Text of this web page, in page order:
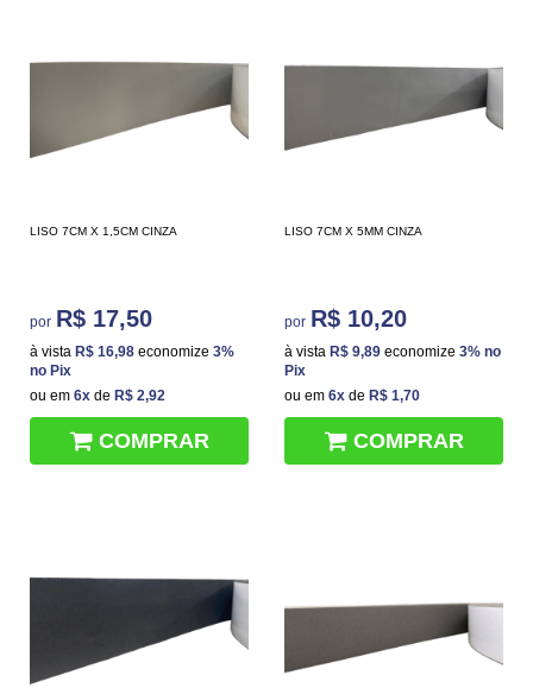
LISO 7CM X 1,5CM CINZA
por R$ 17,50
à vista R$ 16,98 economize 3%
no Pix
ou em 6x de R$ 2,92
COMPRAR
LISO 7CM X 5MM CINZA
por R$ 10,20
à vista R$ 9,89 economize 3% no
Pix
ou em 6x de R$ 1,70
COMPRAR